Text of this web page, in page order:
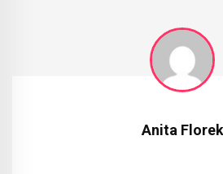
Anita Florek